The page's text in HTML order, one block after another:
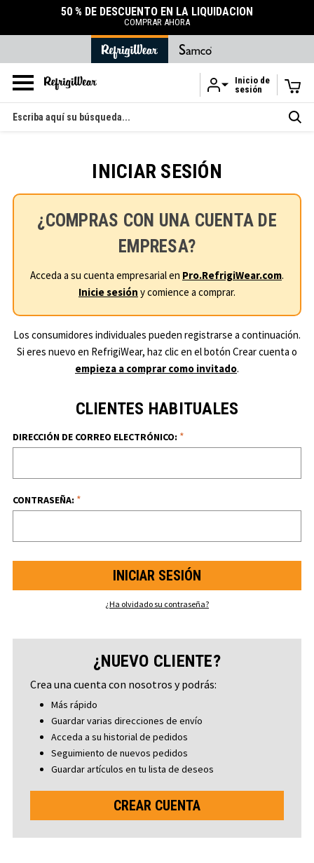
Ir al contenido principal
50 % DE DESCUENTO EN LA LIQUIDACIÓN
COMPRAR AHORA
Inicio de
sesión
Buscar
en
INICIAR SESIÓN
¿COMPRAS CON UNA CUENTA DE
EMPRESA?
Acceda a su cuenta empresarial en Pro.RefrigiWear.com.
Inicie sesión y comience a comprar.
Los consumidores individuales pueden registrarse a continuación.
Si eres nuevo en RefrigiWear, haz clic en el botón Crear cuenta o
empieza a comprar como invitado.
CLIENTES HABITUALES
DIRECCIÓN DE CORREO ELECTRÓNICO: *
CONTRASEÑA: *
¿Ha olvidado su contraseña?
¿NUEVO CLIENTE?
Crea una cuenta con nosotros y podrás:
Más rápido
Guardar varias direcciones de envío
Acceda a su historial de pedidos
Seguimiento de nuevos pedidos
Guardar artículos en tu lista de deseos
CREAR CUENTA